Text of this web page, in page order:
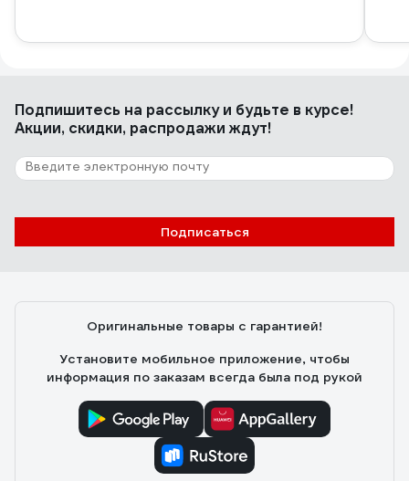
Подпишитесь на рассылкуи будьте в курсе!
Акции, скидки, распродажи ждут!
Подписаться
Оригинальные товары с гарантией!
Установите мобильное приложение, чтобы
информация по заказам всегда была под рукой